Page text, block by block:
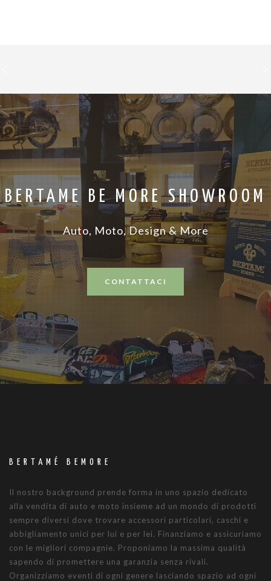
BERTAME BE MORE SHOWROOM
Auto, Moto, Design & More
CONTATTACI
BERTAMÉ BEMORE
Il nostro background prende forma in uno spazio dedicato
alla vendita di auto e moto insieme ad un mondo di prodotti
sempre diversi dove trovare accessori particolari, caschi e
abbigliamento unici per lui e per lei. Finanziamo e assicuriamo
con le migliori compagnie. Proponiamo la massima qualità
sapendo di promettere una garanzia senza rivali.
Organizziamo eventi di ogni genere lasciando spazio ad ogni